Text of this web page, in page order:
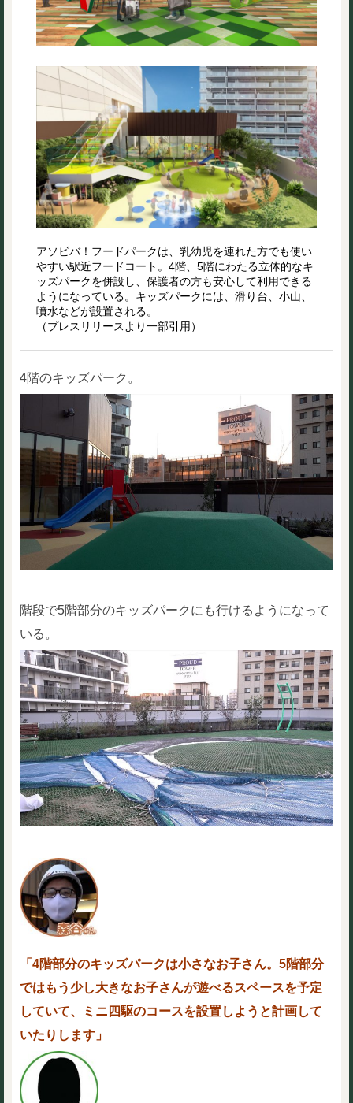
アソビバ！フードパークは、乳幼児を連れた方でも使い
やすい駅近フードコート。4階、5階にわたる立体的なキ
ッズパークを併設し、保護者の方も安心して利用できる
ようになっている。キッズパークには、滑り台、小山、
噴水などが設置される。
（プレスリリースより一部引用）
4階のキッズパーク。
階段で5階部分のキッズパークにも行けるようになって
いる。
「4階部分のキッズパークは小さなお子さん。5階部分
ではもう少し大きなお子さんが遊べるスペースを予定
していて、ミニ四駆のコースを設置しようと計画して
いたりします」